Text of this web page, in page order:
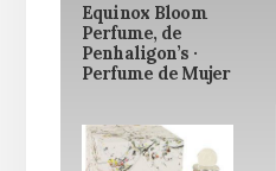
Equinox Bloom
Perfume, de
Penhaligon’s ·
Perfume de Mujer